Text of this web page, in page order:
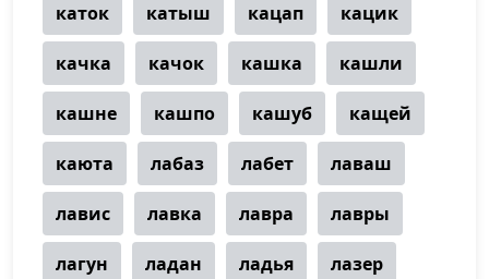
каток катыш кацап кацик
качка качок кашка кашли
кашне кашпо кашуб кащей
каюта лабаз лабет лаваш
лавис лавка лавра лавры
лагун ладан ладья лазер